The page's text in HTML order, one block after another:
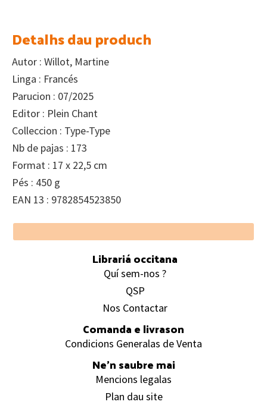
Detalhs dau produch
Autor : Willot, Martine
Linga : Francés
Parucion : 07/2025
Editor : Plein Chant
Colleccion : Type-Type
Nb de pajas : 173
Format : 17 x 22,5 cm
Pés : 450 g
EAN 13 : 9782854523850
Footer
Librariá occitana
Quí sem-nos ?
QSP
Nos Contactar
Comanda e livrason
Condicions Generalas de Venta
Ne’n saubre mai
Mencions legalas
Plan dau site